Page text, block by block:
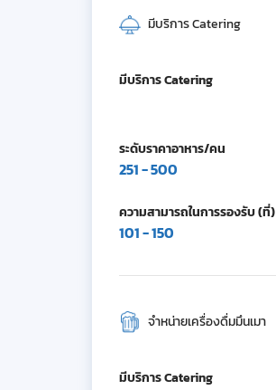
มีบริการ Catering
มีบริการ Catering
ระดับราคาอาหาร/คน
251 - 500
ความสามารถในการรองรับ (ที่)
101 - 150
จำหน่ายเครื่องดื่มมึนเมา
มีบริการ Catering